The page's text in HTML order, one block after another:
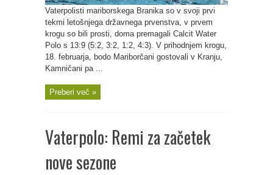
Vaterpolisti mariborskega Branika so v svoji prvi
tekmi letošnjega državnega prvenstva, v prvem
krogu so bili prosti, doma premagali Calcit Water
Polo s 13:9 (5:2, 3:2, 1:2, 4:3). V prihodnjem krogu,
18. februarja, bodo Mariborčani gostovali v Kranju,
Kamničani pa ...
Preberi več »
Vaterpolo: Remi za začetek
nove sezone